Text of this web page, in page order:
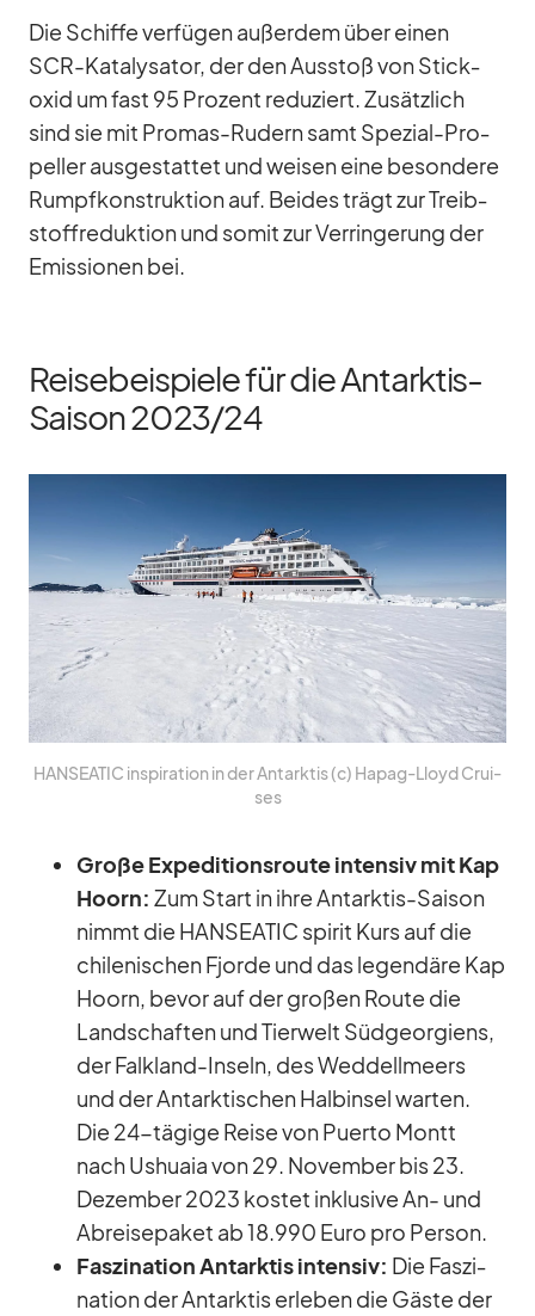
Die Schiffe ver­fü­gen au­ßer­dem über ei­nen
SCR-Ka­ta­ly­sa­tor, der den Aus­stoß von Stick­
oxid um fast 95 Pro­zent re­du­ziert. Zu­sätz­lich
sind sie mit Pro­mas-Ru­dern samt Spe­zial-Pro­
pel­ler aus­ge­stat­tet und wei­sen eine be­son­dere
Rumpf­kon­struk­tion auf. Bei­des trägt zur Treib­
stoff­re­duk­tion und so­mit zur Ver­rin­ge­rung der
Emis­sio­nen bei.
Reisebeispiele für die Antarktis-
Saison 2023/​24
HANSEATIC in­spi­ra­tion in der Ant­ark­tis (c) Ha­pag-Lloyd Crui­
ses
Große Ex­pe­di­ti­ons­route in­ten­siv mit Kap
Ho­orn: Zum Start in ihre Ant­ark­tis-Sai­son
nimmt die HANSEATIC spi­rit Kurs auf die
chi­le­ni­schen Fjorde und das le­gen­däre Kap
Ho­orn, be­vor auf der gro­ßen Route die
Land­schaf­ten und Tier­welt Süd­ge­or­gi­ens,
der Falk­land-In­seln, des Wed­dell­meers
und der Ant­ark­ti­schen Halb­in­sel war­ten.
Die 24-tä­gige Reise von Pu­erto Montt
nach Us­huaia von 29. No­vem­ber bis 23.
De­zem­ber 2023 kos­tet in­klu­sive An- und
Ab­rei­se­pa­ket ab 18.990 Euro pro Per­son.
Fas­zi­na­tion Ant­ark­tis in­ten­siv: Die Fas­zi­
na­tion der Ant­ark­tis er­le­ben die Gäste der